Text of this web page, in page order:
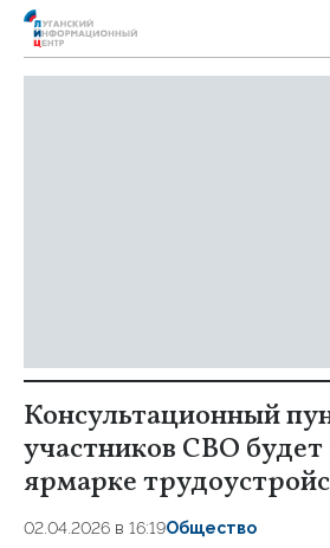
Консультационный
участников СВО будет
ярмарке
02.04.2026 в 16:19Общество